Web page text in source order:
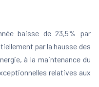
baisse de 23,5% par
par la hausse des
à la maintenance du
relatives aux